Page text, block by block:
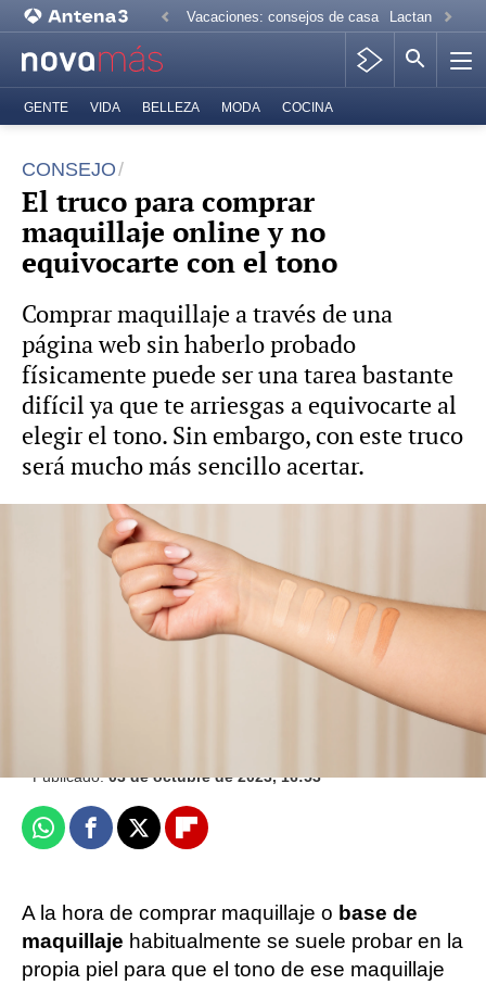
Vacaciones: consejos de casa Lactancia
GENTE VIDA BELLEZA MODA COCINA
CONSEJO
El truco para comprar
maquillaje online y no
equivocarte con el tono
Comprar maquillaje a través de una
página web sin haberlo probado
físicamente puede ser una tarea bastante
difícil ya que te arriesgas a equivocarte al
elegir el tono. Sin embargo, con este truco
será mucho más sencillo acertar.
El truco para evitar que el maquillaje haga
arrugas en la piel debajo de los ojos
Publicado:03 de octubre de 2023, 16:53
WhatsappFacebook
X Flipboard
A la hora de comprar maquillaje o base de
maquillaje habitualmente se suele probar en la
propia piel para que el tono de ese maquillaje